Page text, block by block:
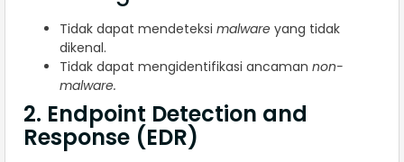
Tidak dapat mendeteksi malware yang tidak
dikenal.
Tidak dapat mengidentifikasi ancaman non-
malware.
2. Endpoint Detection and
Response (EDR)